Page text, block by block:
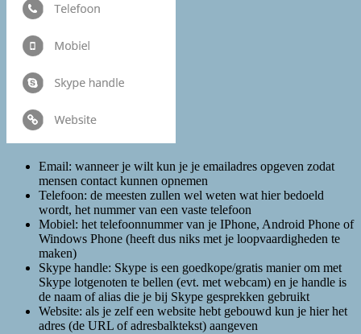
Email: wanneer je wilt kun je je emailadres opgeven zodat
mensen contact kunnen opnemen
Telefoon: de meesten zullen wel weten wat hier bedoeld
wordt, het nummer van een vaste telefoon
Mobiel: het telefoonnummer van je IPhone, Android Phone of
Windows Phone (heeft dus niks met je loopvaardigheden te
maken)
Skype handle: Skype is een goedkope/gratis manier om met
Skype lotgenoten te bellen (evt. met webcam) en je handle is
de naam of alias die je bij Skype gesprekken gebruikt
Website: als je zelf een website hebt gebouwd kun je hier het
adres (de URL of adresbalktekst) aangeven